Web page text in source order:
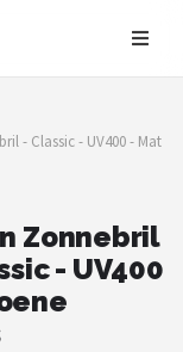
- Classic - UV400 - Mat
Zonnebril
- UV400